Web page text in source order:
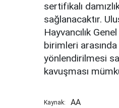
sertifikalı
sağlanacaktır.
Hayvancılık
birimleri
yönlendirilmesi
kavuşması
Kaynak: AA